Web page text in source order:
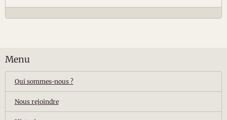
Menu
Qui sommes-nous ?
Nous rejoindre